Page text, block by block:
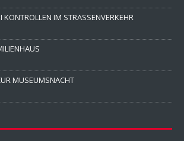
IM STRASSENVERKEHR
MUSEUMSNACHT